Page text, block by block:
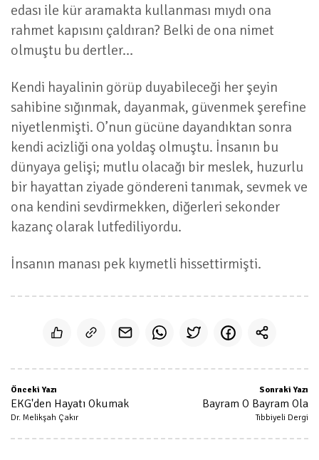
edası ile kür aramakta kullanması mıydı ona
rahmet kapısını çaldıran? Belki de ona nimet
olmuştu bu dertler…
Kendi hayalinin görüp duyabileceği her şeyin
sahibine sığınmak, dayanmak, güvenmek şerefine
niyetlenmişti. O’nun gücüne dayandıktan sonra
kendi acizliği ona yoldaş olmuştu. İnsanın bu
dünyaya gelişi; mutlu olacağı bir meslek, huzurlu
bir hayattan ziyade göndereni tanımak, sevmek ve
ona kendini sevdirmekken, diğerleri sekonder
kazanç olarak lutfediliyordu.
İnsanın manası pek kıymetli hissettirmişti.
Önceki Yazı
EKG'den Hayatı Okumak
Dr. Melikşah Çakır
Sonraki Yazı
Bayram O Bayram Ola
Tıbbiyeli Dergi